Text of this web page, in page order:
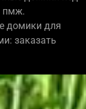
пмж.
домики для
заказать